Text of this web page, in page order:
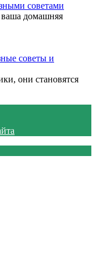
советами
домашняя
советы и
они становятся